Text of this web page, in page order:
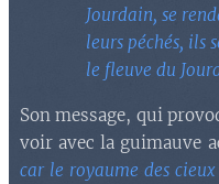
Jourdain, se
leurs péchés, ils
le fleuve du
Son message, qui
voir avec la guimauve
car le royaume des cieux